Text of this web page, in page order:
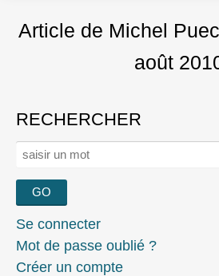
Article de Michel
août
RECHERCHER
Rechercher :
Se connecter
Mot de passe oublié ?
Créer un compte